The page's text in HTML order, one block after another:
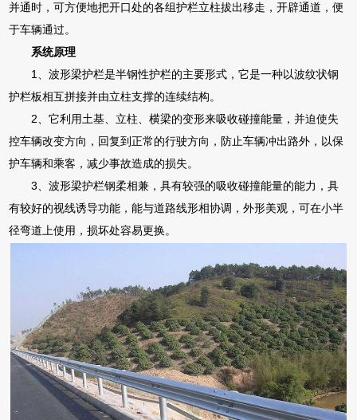
并通时，可方便地把开口处的各组护栏立柱拔出移走，开辟通道，便
于车辆通过。
系统原理
1、波形梁护栏是半钢性护栏的主要形式，它是一种以波纹状钢
护栏板相互拼接并由立柱支撑的连续结构。
2、它利用土基、立柱、横梁的变形来吸收碰撞能量，并迫使失
控车辆改变方向，回复到正常的行驶方向，防止车辆冲出路外，以保
护车辆和乘客，减少事故造成的损失。
3、波形梁护栏钢柔相兼，具有较强的吸收碰撞能量的能力，具
有较好的视线诱导功能，能与道路线形相协调，外形美观，可在小半
径弯道上使用，损坏处容易更换。